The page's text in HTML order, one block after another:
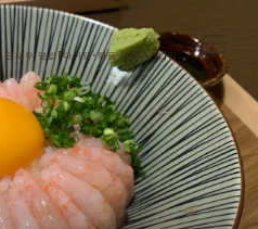
새우 덮밥【다이묘・해물 덮밥 런치】입니